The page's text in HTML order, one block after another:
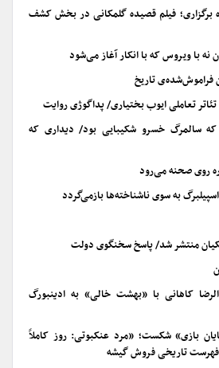
برگزاری؛ فیلم قصیده گلمکانی در بخش کشف
با ویروس که با انکار آغاز می‌شود
فراموش‌شده‌ی تاریخ
تئاتر تعاملی ایوب بختیاری/ پداگوژی روایت
۲۸ تیری که سالمرگ خسرو شکیبایی بود/ دیداری که
روی صحنه می‌رود
به سوی ناشناخته‌ها بازمی‌گردد
منتشر شد/ پاسخ سخنگوی دولت
کاهانی با «بهشت خالی» به ادینبورگ
بازی» شکست؛ «مرد عنکبوتی: روز کاملاً
تاریخی فروش گیشه